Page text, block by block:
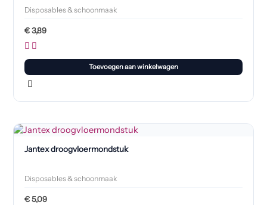
Disposables & schoonmaak
€3,89
Toevoegen aan winkelwagen
Jantex droogvloermondstuk
Disposables & schoonmaak
€5,09